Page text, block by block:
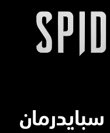
سبايدرمان